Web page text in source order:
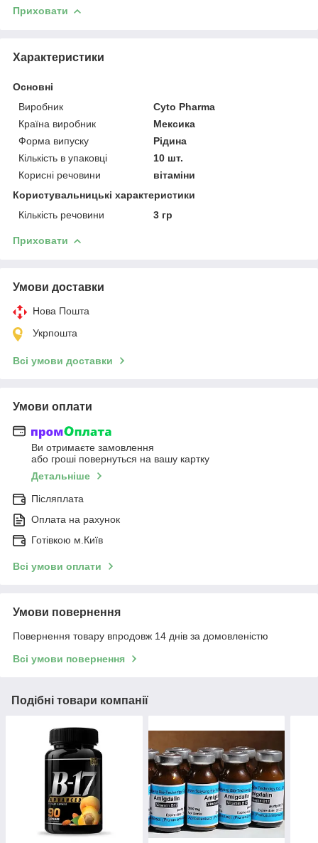
Приховати
Характеристики
Основні
Виробник
Cyto Pharma
Країна виробник
Мексика
Форма випуску
Рідина
Кількість в упаковці
10 шт.
Корисні речовини
вітаміни
Користувальницькі характеристики
Кількість речовини
3 гр
Приховати
Умови доставки
Нова Пошта
Укрпошта
Всі умови доставки
Умови оплати
Ви отримаєте замовлення
або гроші повернуться на вашу картку
Детальніше
Післяплата
Оплата на рахунок
Готівкою м.Київ
Всі умови оплати
Умови повернення
Повернення товару впродовж 14 днів за домовленістю
Всі умови повернення
Подібні товари компанії